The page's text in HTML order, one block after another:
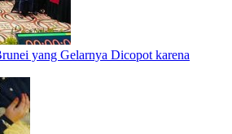
yang Gelarnya Dicopot karena